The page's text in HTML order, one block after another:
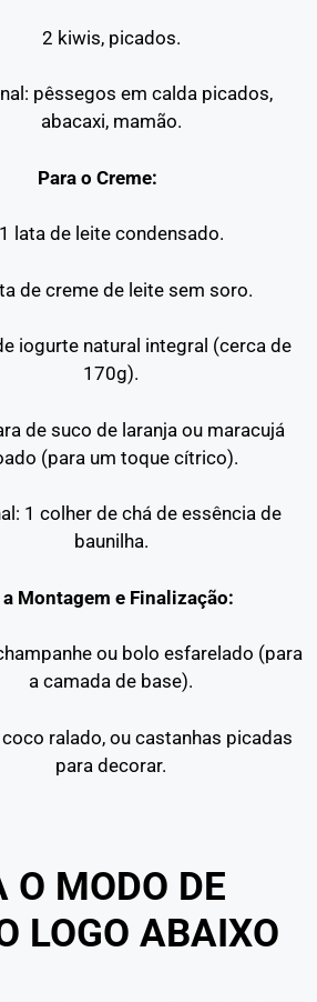
2 kiwis, picados.
pêssegos em calda picados,
abacaxi, mamão.
Para o Creme:
1 lata de leite condensado.
de creme de leite sem soro.
iogurte natural integral (cerca de
170g).
de suco de laranja ou maracujá
(para um toque cítrico).
1 colher de chá de essência de
baunilha.
a Montagem e Finalização:
ou bolo esfarelado (para
a camada de base).
coco ralado, ou castanhas picadas
para decorar.
O MODO DE
LOGO ABAIXO